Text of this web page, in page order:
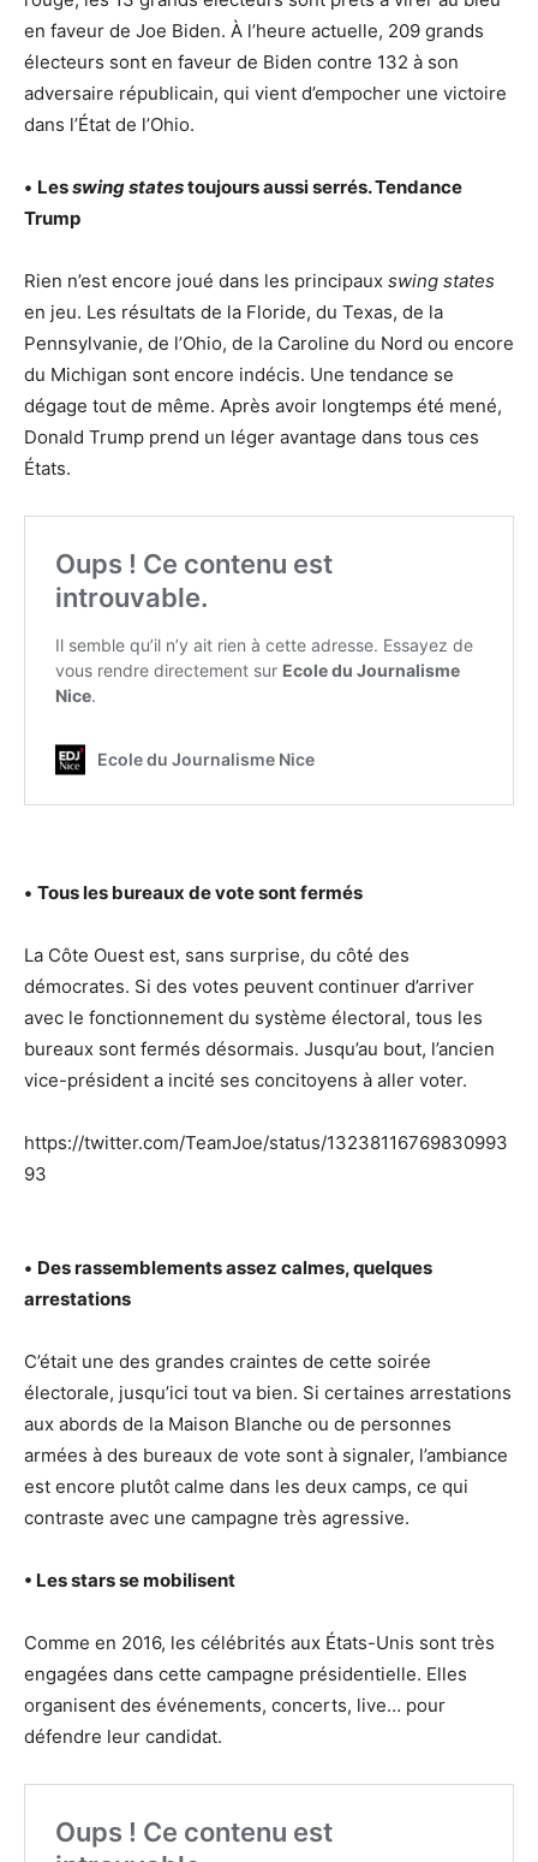
en faveur de Joe Biden. À l’heure actuelle, 209 grands
électeurs sont en faveur de Biden contre 132 à son
adversaire républicain, qui vient d’empocher une victoire
dans l’État de l’Ohio.
• Lesswing statestoujours aussi serrés. Tendance
Trump
Rien n’est encore joué dans les principaux swing states
en jeu. Les résultats de la Floride, du Texas, de la
Pennsylvanie, de l’Ohio, de la Caroline du Nord ou encore
du Michigan sont encore indécis. Une tendance se
dégage tout de même. Après avoir longtemps été mené,
Donald Trump prend un léger avantage dans tous ces
États.
• Tous les bureaux de vote sont fermés
La Côte Ouest est, sans surprise, du côté des
démocrates. Si des votes peuvent continuer d’arriver
avec le fonctionnement du système électoral, tous les
bureaux sont fermés désormais. Jusqu’au bout, l’ancien
vice-président a incité ses concitoyens à aller voter.
https://twitter.com/TeamJoe/status/13238116769830993
93
• Des rassemblements assez calmes, quelques
arrestations
C’était une des grandes craintes de cette soirée
électorale, jusqu’ici tout va bien. Si certaines arrestations
aux abords de la Maison Blanche ou de personnes
armées à des bureaux de vote sont à signaler, l’ambiance
est encore plutôt calme dans les deux camps, ce qui
contraste avec une campagne très agressive.
• Les stars se mobilisent
Comme en 2016, les célébrités aux États-Unis sont très
engagées dans cette campagne présidentielle. Elles
organisent des événements, concerts, live… pour
défendre leur candidat.